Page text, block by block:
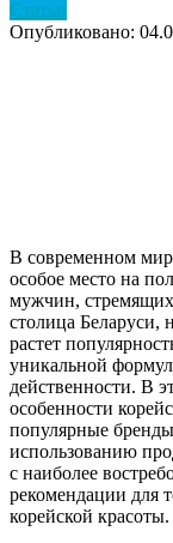
Статьи
Опубликовано:
В современном
особое место на
мужчин,
столица Беларуси,
растет
уникальной
действенности. В
особенности
популярные
использованию
с наиболее
рекомендации для
корейской красоты.